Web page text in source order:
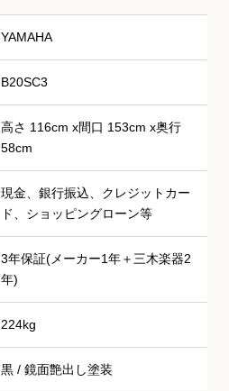
YAMAHA
B20SC3
高さ 116cm x間口 153cm x奥行
58cm
現金、銀行振込、クレジットカー
ド、ショッピングローン等
3年保証(メーカー1年＋三木楽器2
年)
224kg
黒 / 鏡面艶出し塗装